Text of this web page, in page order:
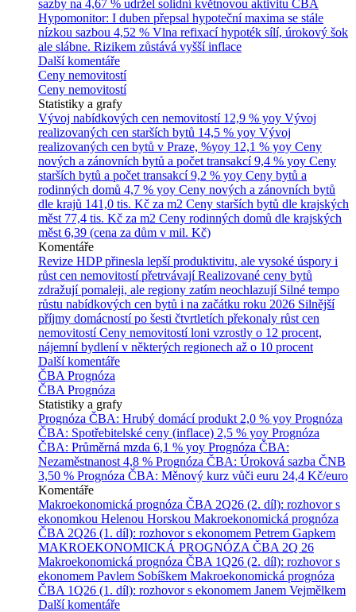
sazby na 4,67 % udržel solidní květnovou aktivitu ČBA
Hypomonitor: I duben přepsal hypoteční maxima se stále
nízkou sazbou 4,52 % Vlna refixací hypoték sílí, úrokový šok
ale slábne. Rizikem zůstává vyšší inflace
Další komentáře
Ceny nemovitostí
Ceny nemovitostí
Statistiky a grafy
Vývoj nabídkových cen nemovitostí 12,9 % yoy Vývoj
realizovaných cen starších bytů 14,5 % yoy Vývoj
realizovaných cen bytů v Praze, %yoy 12,1 % yoy Ceny
nových a zánovních bytů a počet transakcí 9,4 % yoy Ceny
starších bytů a počet transakcí 9,2 % yoy Ceny bytů a
rodinných domů 4,7 % yoy Ceny nových a zánovních bytů
dle krajů 141,0 tis. Kč za m2 Ceny starších bytů dle krajských
měst 77,4 tis. Kč za m2 Ceny rodinných domů dle krajských
měst 6,39 (cena za dům v mil. Kč)
Komentáře
Revize HDP přinesla lepší produktivitu, ale vysoké úspory i
růst cen nemovitostí přetrvávají Realizované ceny bytů
zdražují pomaleji, ale regiony zatím neochlazují Silné tempo
růstu nabídkových cen bytů i na začátku roku 2026 Silnější
příjmy domácností po šesti čtvrtletích překonaly růst cen
nemovitostí Ceny nemovitostí loni vzrostly o 12 procent,
nájemní bydlení v některých regionech až o 10 procent
Další komentáře
ČBA Prognóza
ČBA Prognóza
Statistiky a grafy
Prognóza ČBA: Hrubý domácí produkt 2,0 % yoy Prognóza
ČBA: Spotřebitelské ceny (inflace) 2,5 % yoy Prognóza
ČBA: Průměrná mzda 6,1 % yoy Prognóza ČBA:
Nezaměstnanost 4,8 % Prognóza ČBA: Úroková sazba ČNB
3,50 % Prognóza ČBA: Měnový kurz vůči euru 24,4 Kč/euro
Komentáře
Makroekonomická prognóza ČBA 2Q26 (2. díl): rozhovor s
ekonomkou Helenou Horskou Makroekonomická prognóza
ČBA 2Q26 (1. díl): rozhovor s ekonomem Petrem Gapkem
MAKROEKONOMICKÁ PROGNÓZA ČBA 2Q 26
Makroekonomická prognóza ČBA 1Q26 (2. díl): rozhovor s
ekonomem Pavlem Sobíškem Makroekonomická prognóza
ČBA 1Q26 (1. díl): rozhovor s ekonomem Janem Vejmělkem
Další komentáře